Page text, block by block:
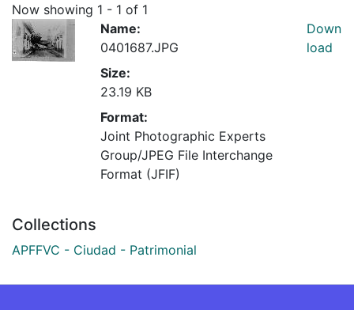
Now showing 1 - 1 of 1
Name:
0401687.JPG
Size:
23.19 KB
Format:
Joint Photographic Experts
Group/JPEG File Interchange
Format (JFIF)
Down
load
Collections
APFFVC - Ciudad - Patrimonial